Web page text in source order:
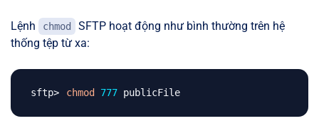
Lệnh chmod
SFTP hoạt động như bình thường trên hệ
thống tệp từ xa:
chmod 777